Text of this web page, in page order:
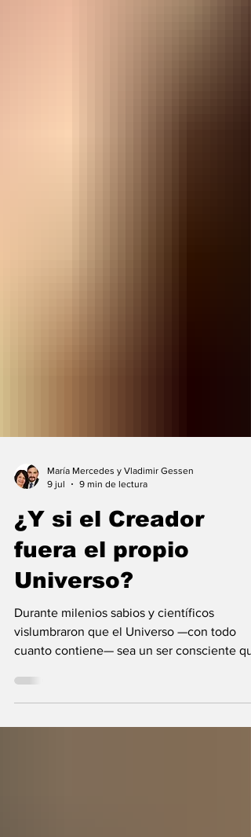
María Mercedes y Vladimir Gessen
9 jul
9 min de lectura
¿Y si el Creador
fuera el propio
Universo?
Durante milenios sabios y científicos
vislumbraron que el Universo —con todo